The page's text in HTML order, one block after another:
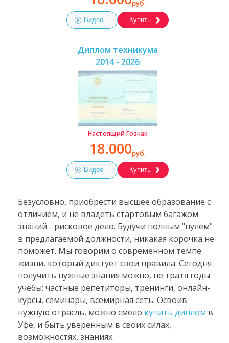
руб.
Видео Купить
Диплом техникума
2014 - 2026
Настоящий Гознак
18.000руб.
Видео Купить
Безусловно, приобрести высшее образование с
отличием, и не владеть стартовым багажом
знаний - рисковое дело. Будучи полным "нулем"
в предлагаемой должности, никакая корочка не
поможет. Мы говорим о современном темпе
жизни, который диктует свои правила. Сегодня
получить нужные знания можно, не тратя годы
учебы: частные репетиторы, тренинги, онлайн-
курсы, семинары, всемирная сеть. Освоив
нужную отрасль, можно смело купить диплом в
Уфе, и быть уверенным в своих силах,
возможностях, знаниях.